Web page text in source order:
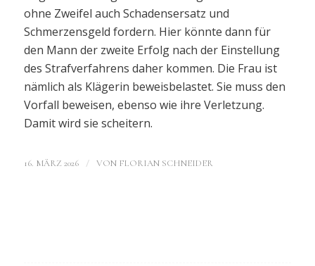
ohne Zweifel auch Schadensersatz und
Schmerzensgeld fordern. Hier könnte dann für
den Mann der zweite Erfolg nach der Einstellung
des Strafverfahrens daher kommen. Die Frau ist
nämlich als Klägerin beweisbelastet. Sie muss den
Vorfall beweisen, ebenso wie ihre Verletzung.
Damit wird sie scheitern.
16. MÄRZ 2026 / VON FLORIAN SCHNEIDER